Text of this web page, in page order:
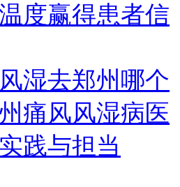
度赢得患者信
湿去郑州哪个
痛风风湿病医
践与担当